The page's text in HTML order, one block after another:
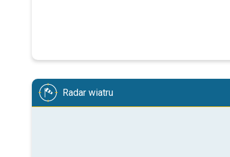
Radar wiatru